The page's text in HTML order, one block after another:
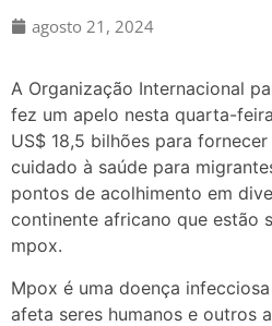
agosto 21, 2024
A Organização Internacional
fez um apelo nesta quarta-
US$ 18,5 bilhões para
cuidado à saúde para
pontos de acolhimento em
continente africano que estão
mpox.
Mpox é uma doença
afeta seres humanos e outros